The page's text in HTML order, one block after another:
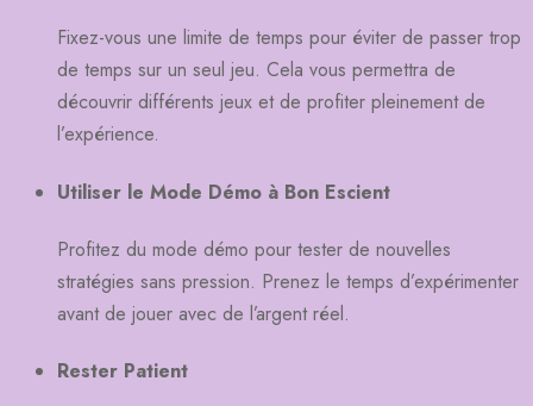
Fixez-vous une limite de temps pour éviter de passer trop
de temps sur un seul jeu. Cela vous permettra de
découvrir différents jeux et de profiter pleinement de
l’expérience.
Utiliser le Mode Démo à Bon Escient
Profitez du mode démo pour tester de nouvelles
stratégies sans pression. Prenez le temps d’expérimenter
avant de jouer avec de l’argent réel.
Rester Patient